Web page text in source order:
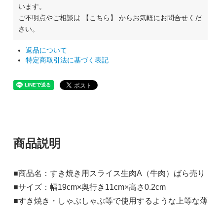
います。
ご不明点やご相談は
【こちら】
からお気軽にお問合せくだ
さい。
返品について
特定商取引法に基づく表記
商品説明
■商品名：すき焼き用スライス生肉A（牛肉）ばら売り
■サイズ：幅19cm×奥行き11cm×高さ0.2cm
■すき焼き・しゃぶしゃぶ等で使用するような上等な薄